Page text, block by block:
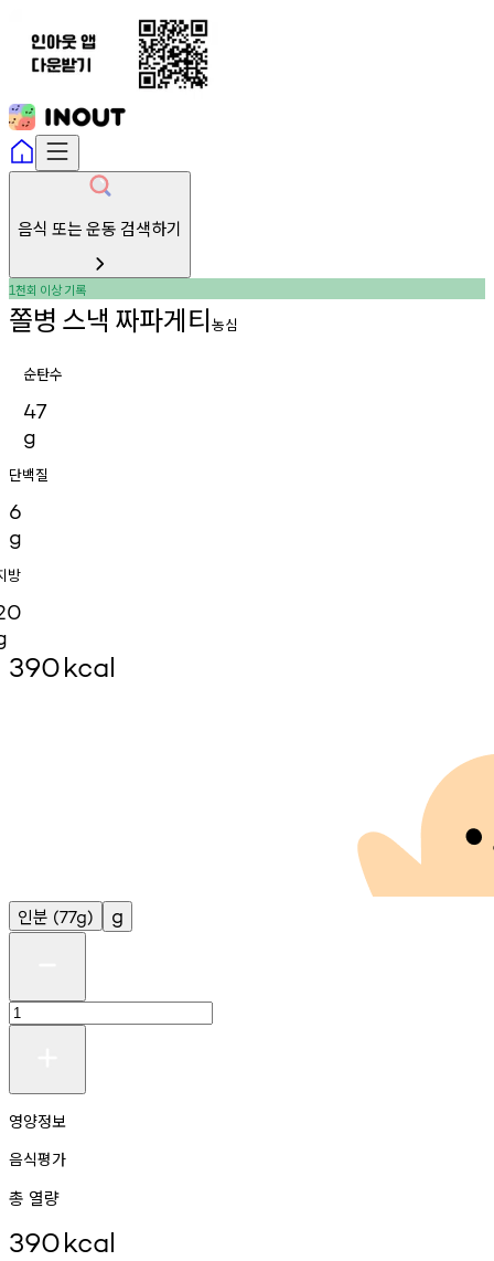
음식 또는 운동 검색하기
1천회 이상기록
쫄병 스낵 짜파게티농심
순탄수
47
g
단백질
6
g
방
390kcal
인분 (77g) g
영양정보
음식평가
총 열량
390kcal